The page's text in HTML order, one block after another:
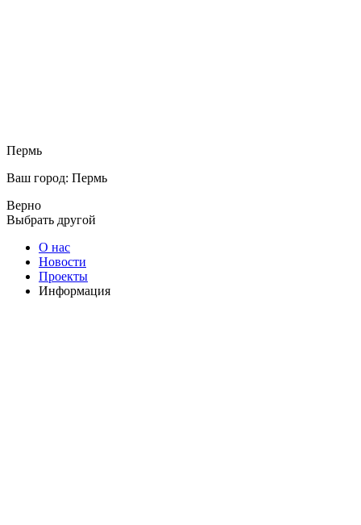
Пермь
Ваш город: Пермь
Верно
Выбрать другой
О нас
Новости
Проекты
Информация